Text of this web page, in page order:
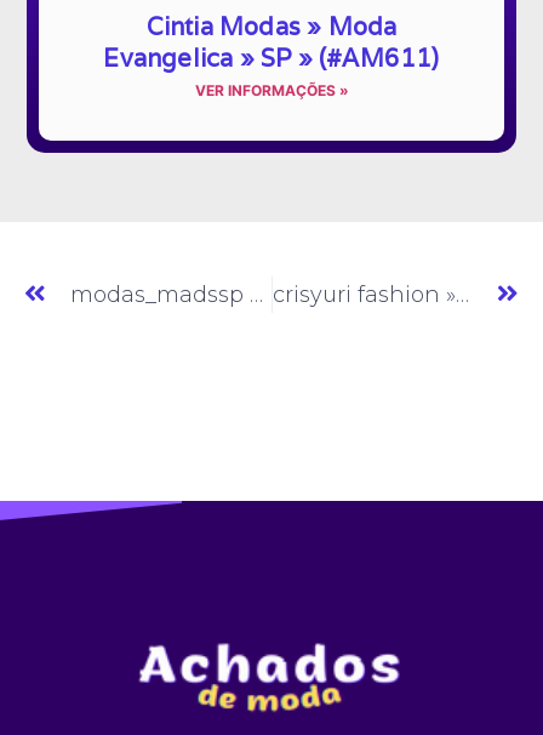
Cintia Modas » Moda
Evangelica » SP » (#AM611)
VER INFORMAÇÕES »
modas_madssp » Moda Feminina » SP » (#AM590) crisyuri fashion » Moda Evangelica » SP » (#AM592)